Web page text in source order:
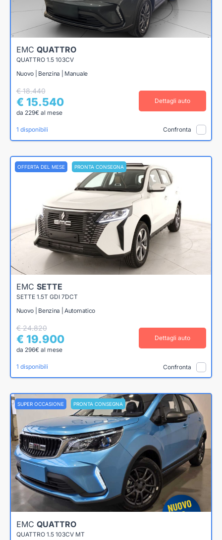
EMC QUATTRO
QUATTRO 1.5 103CV
Nuovo | Benzina | Manuale
€ 18.440
€ 15.540
da 229€ al mese
Dettagli auto
1 disponibili Confronta
OFFERTA DEL MESE PRONTA CONSEGNA
EMC SETTE
SETTE 1.5T GDI 7DCT
Nuovo | Benzina | Automatico
€ 24.820
€ 19.900
da 296€ al mese
Dettagli auto
1 disponibili Confronta
SUPER OCCASIONE PRONTA CONSEGNA
EMC QUATTRO
QUATTRO 1.5 103CV MT